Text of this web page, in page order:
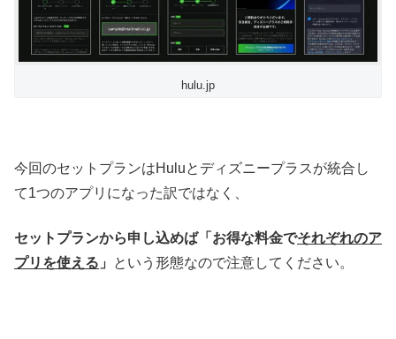
hulu.jp
今回のセットプランはHuluとディズニープラスが統合し
て1つのアプリになった訳ではなく、
セットプランから申し込めば「お得な料金でそれぞれのア
プリを使える 」 という形態なので注意してください。